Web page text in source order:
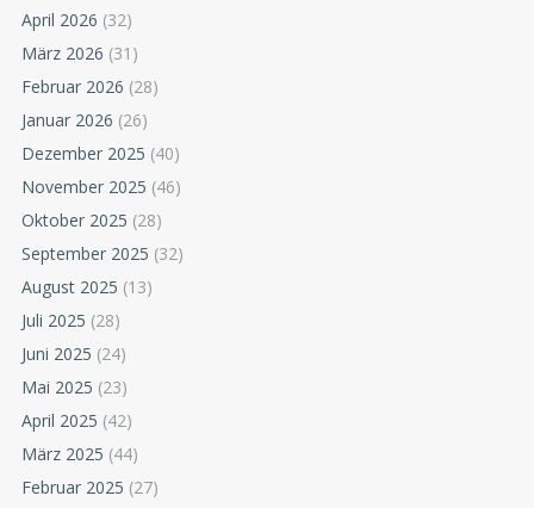
April 2026 (32)
März 2026 (31)
Februar 2026 (28)
Januar 2026 (26)
Dezember 2025 (40)
November 2025 (46)
Oktober 2025 (28)
September 2025 (32)
August 2025 (13)
Juli 2025 (28)
Juni 2025 (24)
Mai 2025 (23)
April 2025 (42)
März 2025 (44)
Februar 2025 (27)